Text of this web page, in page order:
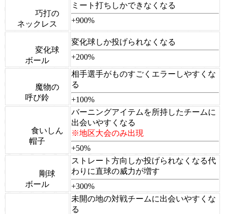
巧打の
ネックレス
ミート打ちしかできなくなる
+900%
変化球
ボール
変化球しか投げられなくなる
+200%
魔物の
呼び鈴
相手選手がものすごくエラーしやすくな
る
+100%
食いしん
帽子
バーニングアイテムを所持したチームに
出会いやすくなる
※地区大会のみ出現
+50%
剛球
ボール
ストレート方向しか投げられなくなる代
わりに直球の威力が増す
+300%
未開の地の対戦チームに出会いやすくな
る